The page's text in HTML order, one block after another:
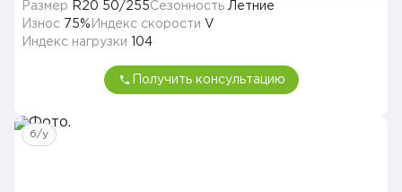
Размер R20 50/255Сезонность Летние
Износ 75% Индекс скорости V
Индекс нагрузки
104
Получить консультацию
б/у